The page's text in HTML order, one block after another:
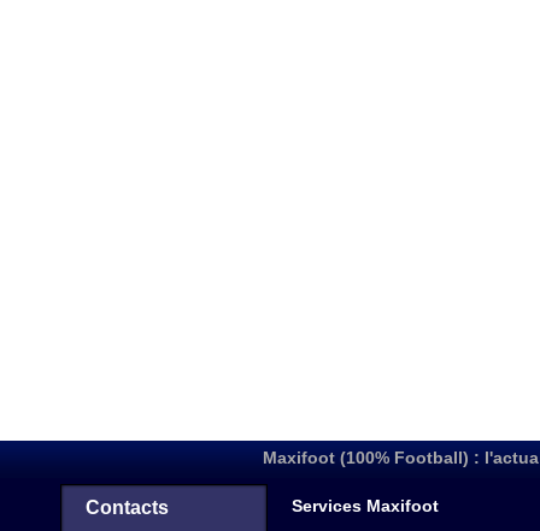
Maxifoot (100% Football) :
Contacts Services Maxifoot